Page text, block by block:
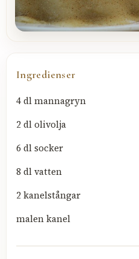
Ingredienser
4 dl mannagryn
2 dl olivolja
6 dl socker
8 dl vatten
2 kanelstångar
malen kanel